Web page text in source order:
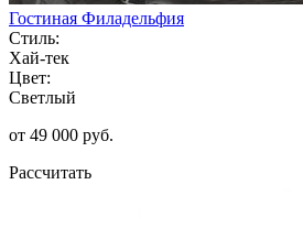
Гостиная Филадельфия
Стиль:
Хай-тек
Цвет:
Светлый
от 49 000 руб.
Рассчитать